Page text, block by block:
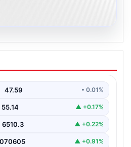
Türkiye’de Son
Güncellemeleri
gerçekleşen depremlerle
47.59 • 0.01%
55.14 ▲ +0.17%
6510.3 ▲ +0.22%
▲ +0.91%